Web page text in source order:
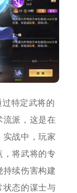
特定武将的
流派，这是在
实战中，玩家
，将武将的专
持续伤害构建
状态的谋士与